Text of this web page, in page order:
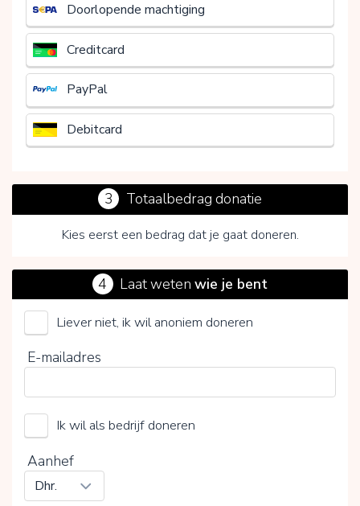
Doorlopende machtiging
Creditcard
PayPal
Debitcard
3 Totaalbedrag donatie
Kies eerst een bedrag dat je gaat doneren.
UMCG Kanker Researchfonds
Kies je vrijwillige bijdrage
0%
4 Laat wetenwie je bent
Liever niet, ik wil anoniem doneren
E-mailadres
Ik wil als bedrijf doneren
Aanhef